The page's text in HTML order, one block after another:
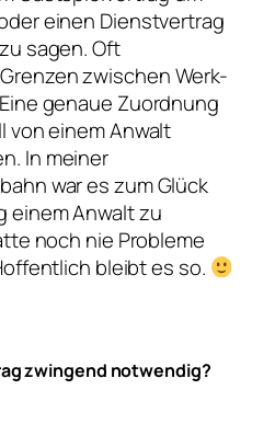
einen Dienstvertrag
sagen. Oft
zwischen Werk-
genaue Zuordnung
von einem Anwalt
In meiner
war es zum Glück
einem Anwalt zu
noch nie Probleme
bleibt es so.
zwingend notwendig?